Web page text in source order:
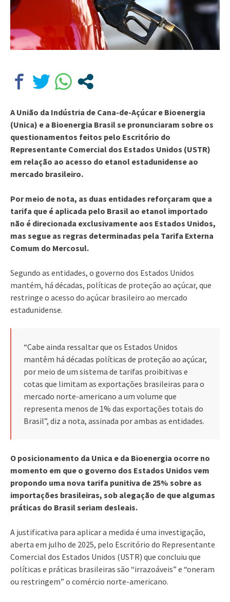
A União da Indústria de Cana-de-Açúcar e Bioenergia
(Unica) e a Bioenergia Brasil se pronunciaram sobre os
questionamentos feitos pelo Escritório do
Representante Comercial dos Estados Unidos (USTR)
em relação ao acesso do etanol estadunidense ao
mercado brasileiro.
Por meio de nota, as duas entidades reforçaram que a
tarifa que é aplicada pelo Brasil ao etanol importado
não é direcionada exclusivamente aos Estados Unidos,
mas segue as regras determinadas pela Tarifa Externa
Comum do Mercosul.
Segundo as entidades, o governo dos Estados Unidos
mantém, há décadas, políticas de proteção ao açúcar, que
restringe o acesso do açúcar brasileiro ao mercado
estadunidense.
“Cabe ainda ressaltar que os Estados Unidos
mantêm há décadas políticas de proteção ao açúcar,
por meio de um sistema de tarifas proibitivas e
cotas que limitam as exportações brasileiras para o
mercado norte-americano a um volume que
representa menos de 1% das exportações totais do
Brasil”, diz a nota, assinada por ambas as entidades.
O posicionamento da Unica e da Bioenergia ocorre no
momento em que o governo dos Estados Unidos vem
propondo uma nova tarifa punitiva de 25% sobre as
importações brasileiras, sob alegação de que algumas
práticas do Brasil seriam desleais.
A justificativa para aplicar a medida é uma investigação,
aberta em julho de 2025, pelo Escritório do Representante
Comercial dos Estados Unidos (USTR) que concluiu que
políticas e práticas brasileiras são “irrazoáveis” e “oneram
ou restringem” o comércio norte-americano.